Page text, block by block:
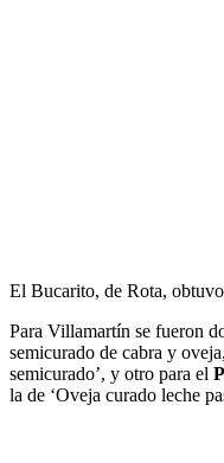
El Bucarito, de Rota,
Para Villamartín se fueron
semicurado de cabra y
semicurado’, y otro para el
la de ‘Oveja curado leche